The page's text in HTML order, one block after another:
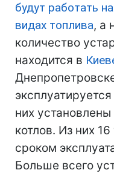
будут работать
видах топлива, а
количество
находится в
них
котлов. Из них
сроком
Больше всего